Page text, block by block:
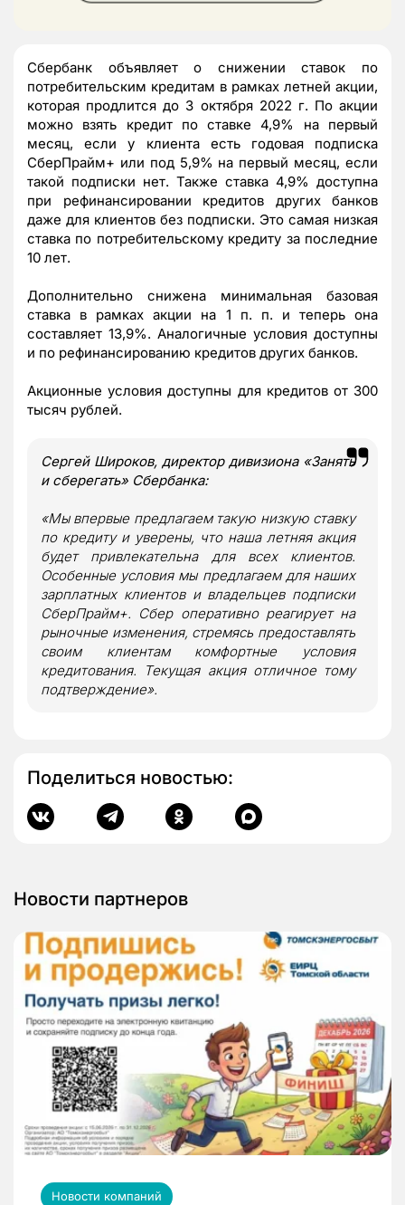
Сбербанк объявляет о снижении ставок по
потребительским кредитам в рамках летней акции,
которая продлится до 3 октября 2022 г. По акции
можно взять кредит по ставке 4,9% на первый
месяц, если у клиента есть годовая подписка
СберПрайм+ или под 5,9% на первый месяц, если
такой подписки нет. Также ставка 4,9% доступна
при рефинансировании кредитов других банков
даже для клиентов без подписки. Это самая низкая
ставка по потребительскому кредиту за последние
10 лет.
Дополнительно снижена минимальная базовая
ставка в рамках акции на 1 п. п. и теперь она
составляет 13,9%. Аналогичные условия доступны
и по рефинансированию кредитов других банков.
Акционные условия доступны для кредитов от 300
тысяч рублей.
Сергей Широков, директор дивизиона «Занять
и сберегать» Сбербанка:
«Мы впервые предлагаем такую низкую ставку
по кредиту и уверены, что наша летняя акция
будет привлекательна для всех клиентов.
Особенные условия мы предлагаем для наших
зарплатных клиентов и владельцев подписки
СберПрайм+. Сбер оперативно реагирует на
рыночные изменения, стремясь предоставлять
своим клиентам комфортные условия
кредитования. Текущая акция отличное тому
подтверждение».
Поделиться новостью:
Новости партнеров
Новости компаний